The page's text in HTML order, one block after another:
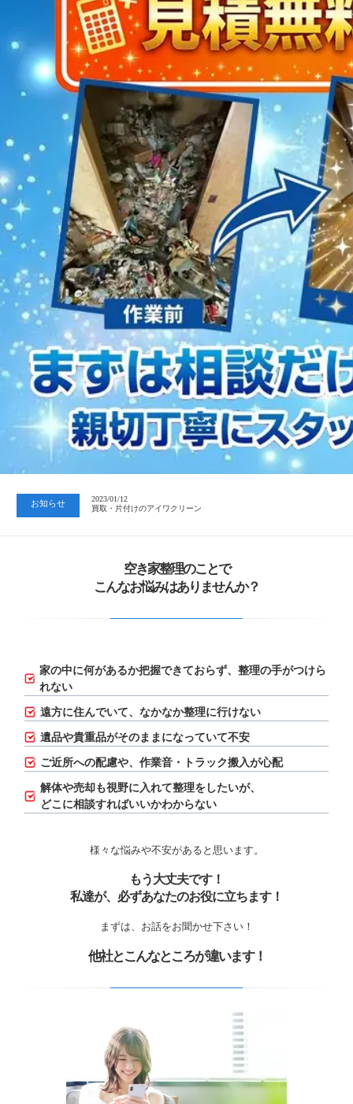
お知らせ
2023/01/12
買取・片付けのアイワクリーン
2023/07/24
中日新聞 岐阜版「空き家対策SOS」コーナーに掲載いただきまし…
2023/01/12
買取・片付けのアイワクリーン
空き家整理のことで
こんなお悩みはありませんか？
家の中に何があるか把握できておらず、 整理の手がつけら
れない
遠方に住んでいて、なかなか整理に行けない
遺品や貴重品がそのままになっていて不安
ご近所への配慮や、作業音・トラック搬入が心配
解体や売却も視野に入れて整理をしたいが、
どこに相談すればいいかわからない
様々な悩みや不安があると思います。
もう大丈夫です！
私達が、必ずあなたのお役に立ちます！
まずは、お話をお聞かせ下さい！
他社とこんなところが違います！